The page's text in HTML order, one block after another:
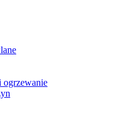
ogrzewanie